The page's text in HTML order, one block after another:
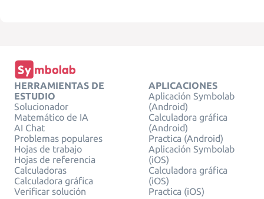
HERRAMIENTAS DE
ESTUDIO
Solucionador
Matemático de IA
AI Chat
Problemas populares
Hojas de trabajo
Hojas de referencia
Calculadoras
Calculadora gráfica
Verificar solución
APLICACIONES
Aplicación Symbolab
(Android)
Calculadora gráfica
(Android)
Practica (Android)
Aplicación Symbolab
(iOS)
Calculadora gráfica
(iOS)
Practica (iOS)